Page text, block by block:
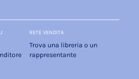
RETE VENDITA
Trova una libreria o un
rappresentante